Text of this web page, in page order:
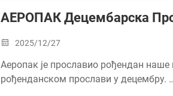
АЕРОПАК Децембарска
2025/12/27
Аеропак је прославио рођендан наше
рођенданском прослави у децембру.